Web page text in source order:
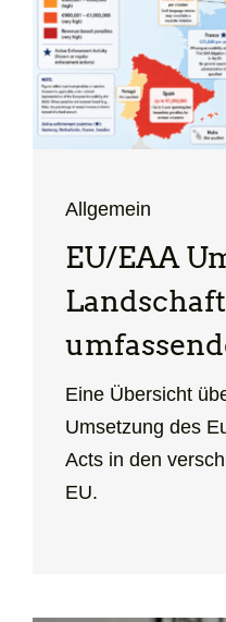
Allgemein
EU/EAA
Eine Übersicht
Umsetzung des
Acts in den
EU.